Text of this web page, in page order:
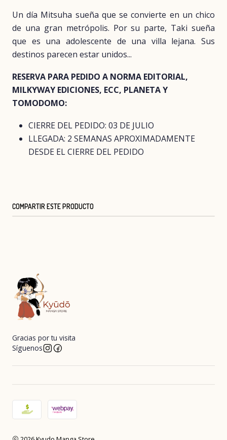
Un día Mitsuha sueña que se convierte en un chico
de una gran metrópolis. Por su parte, Taki sueña
que es una adolescente de una villa lejana. Sus
destinos parecen estar unidos...
RESERVA PARA PEDIDO A NORMA EDITORIAL,
MILKYWAY EDICIONES, ECC, PLANETA Y
TOMODOMO:
CIERRE DEL PEDIDO: 03 DE JULIO
LLEGADA: 2 SEMANAS APROXIMADAMENTE
DESDE EL CIERRE DEL PEDIDO
COMPARTIR ESTE PRODUCTO
Gracias por tu visita
Síguenos